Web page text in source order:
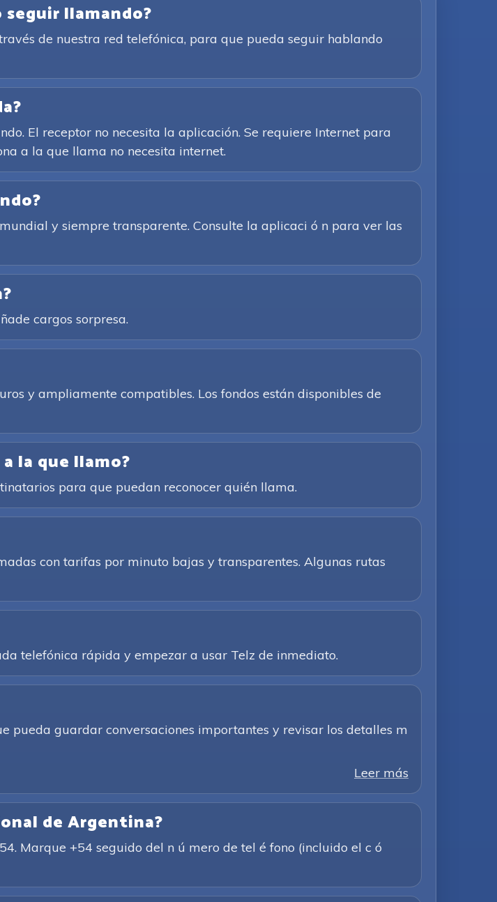
seguir llamando?
de nuestra red telefónica, para que pueda seguir hablando
El receptor no necesita la aplicación. Se requiere Internet para
a la que llama no necesita internet.
y siempre transparente. Consulte la aplicaci ó n para ver las
cargos sorpresa.
y ampliamente compatibles. Los fondos están disponibles de
la que llamo?
para que puedan reconocer quién llama.
con tarifas por minuto bajas y transparentes. Algunas rutas
telefónica rápida y empezar a usar Telz de inmediato.
pueda guardar conversaciones importantes y revisar los detalles m
Leer más
de Argentina?
Marque +54 seguido del n ú mero de tel é fono (incluido el c ó